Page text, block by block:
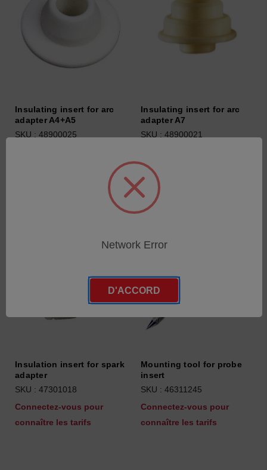
Insulating insert for arc
adapter A4+A5
SKU : 48900025
Insulating insert for arc
adapter A7
SKU : 48900021
connaître les tarifs
Insulation insert for spark
adapter
SKU : 47301018
Connectez-vous pour
connaître les tarifs
Mounting tool for probe
insert
SKU : 46311245
Connectez-vous pour
connaître les tarifs
Network Error
D'ACCORD